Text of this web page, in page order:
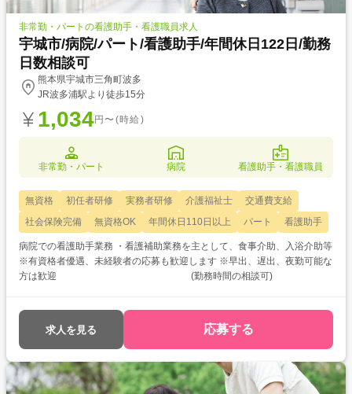
非常勤・パートの看護助手・看護職員求人
宇城市/病院/パート/看護助手/年間休日122日/勤務
日数相談可
熊本県宇城市三角町波多
JR波多浦駅より徒歩15分
1,034円〜(時給)
非常勤・パート 病院 看護助手・看護職員
無資格 初任者研修 実務者研修 介護福祉士
交通費支給
社会保険完備
無資格OK 年間休日110日以上 パート 看護助手
病院での看護助手業務 ・看護補助業務を主として、食事介助、入浴介助等
※有資格者優遇、未経験者の応募も歓迎します ※早出、遅出、夜勤可能な
方は歓迎 (勤務時間の相談可)
求人を見る 応募する